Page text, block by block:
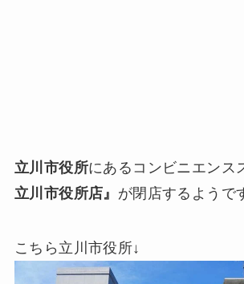
立川市役所にあるコンビニエンス
立川市役所店』 が閉店するようで
こちら立川市役所↓